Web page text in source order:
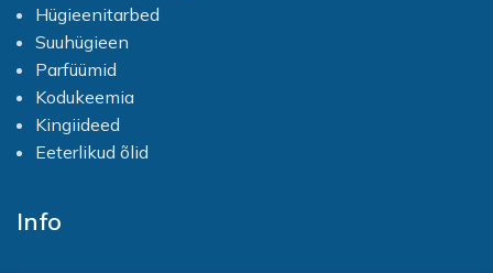
Hügieenitarbed
Suuhügieen
Parfüümid
Kodukeemia
Kingiideed
Eeterlikud õlid
Info